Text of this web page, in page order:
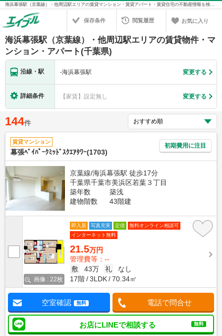
海浜幕張駅（京葉線）・他周辺駅エリアの賃貸マンション・賃貸アパート・賃貸住宅の不動産情報を検索！不動産賃貸の物件探しは、お部屋探しのエイブル
保存条件 閲覧履歴 お気に入り
海浜幕張駅（京葉線）・他周辺駅エリアの賃貸物件・マ
ンション・アパート(千葉県)
沿線・駅 -海浜幕張駅 変更する
詳細条件 【家賃】設定無し 変更する
144件
賃貸マンション
幕張ﾍﾞｲﾊﾟｰｸﾐｯﾄﾞｽｸｴｱﾀﾜｰ(1703)
初期費用に注目
京葉線/海浜幕張駅 徒歩17分
千葉県千葉市美浜区若葉３丁目
築年数
築浅
建物階数
43階建
画像 : 22枚
即入居 写真充実 定借
無料オンライン相談可
インターネット無料
21.5万円
管理費等：--
敷
43万 礼
なし
17階
3LDK 70.34㎡
空室確認 無料 電話で問合せ
お店にLINEで相談する 無料